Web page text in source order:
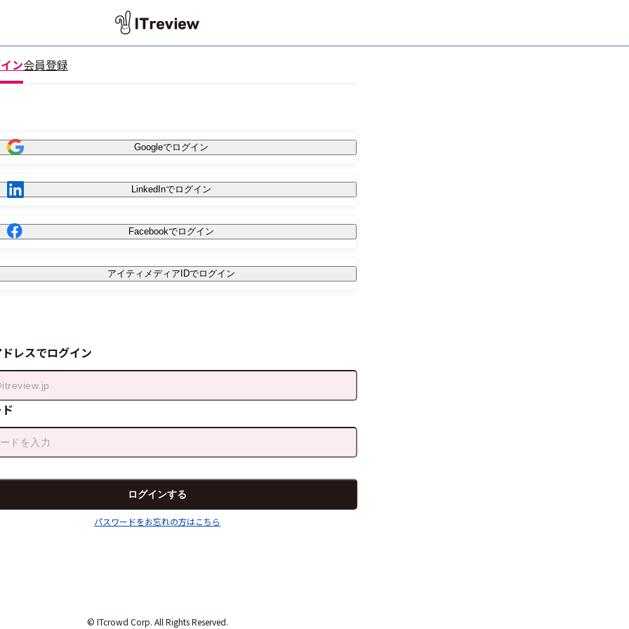
ン会員登録
Googleでログイン
LinkedInでログイン
Facebookでログイン
アイティメディアIDでログイン
レスでログイン
パスワードをお忘れの方はこちら
© ITcrowd Corp. All Rights Reserved.